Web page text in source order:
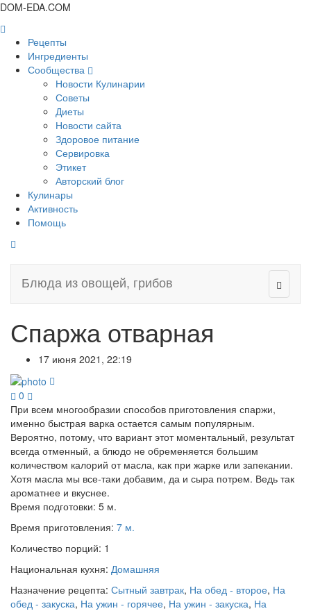
DOM-EDA.COM
Рецепты
Ингредиенты
Сообщества
Новости Кулинарии
Советы
Диеты
Новости сайта
Здоровое питание
Сервировка
Этикет
Авторский блог
Кулинары
Активность
Помощь
Блюда из овощей, грибов
Спаржа отварная
17 июня 2021, 22:19
0
При всем многообразии способов приготовления спаржи,
именно быстрая варка остается самым популярным.
Вероятно, потому, что вариант этот моментальный, результат
всегда отменный, а блюдо не обременяется большим
количеством калорий от масла, как при жарке или запекании.
Хотя масла мы все-таки добавим, да и сыра потрем. Ведь так
ароматнее и вкуснее.
Время подготовки: 5 м.
Время приготовления: 7 м.
Количество порций: 1
Национальная кухня: Домашняя
Назначение рецепта: Сытный завтрак, На обед - второе, На
обед - закуска, На ужин - горячее, На ужин - закуска, На